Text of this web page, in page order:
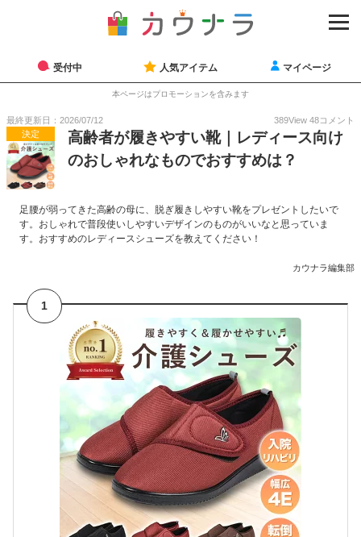
受付中 人気アイテム マイページ
本ページはプロモーションを含みます
最終更新日：2026/07/12 389View 48コメント
決定
高齢者が履きやすい靴｜レディース向け
のおしゃれなものでおすすめは？
足腰が弱ってきた高齢の母に、脱ぎ履きしやすい靴をプレゼントしたいで
す。おしゃれで普段使いしやすいデザインのものがいいなと思っていま
す。おすすめのレディースシューズを教えてください！
カウナラ編集部
1